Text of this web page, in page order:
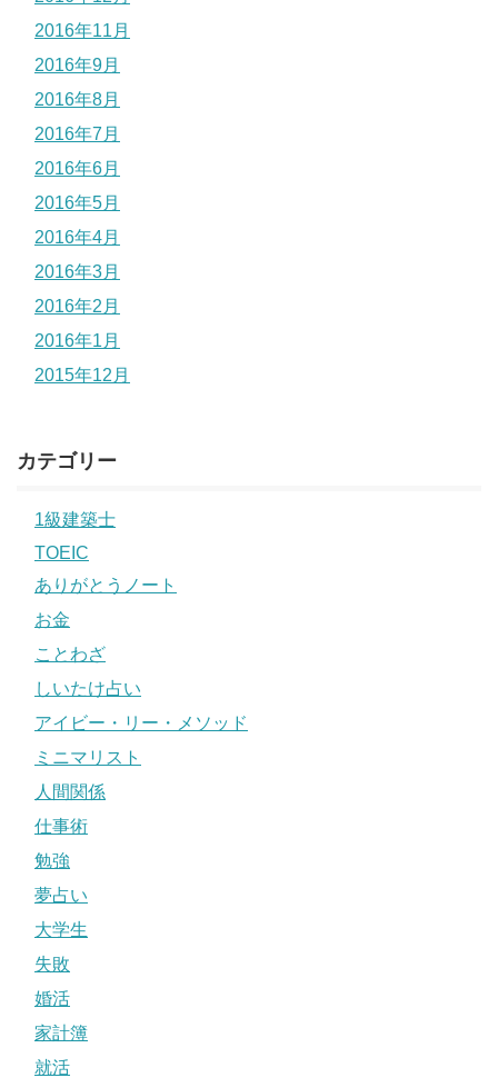
2016年11月
2016年9月
2016年8月
2016年7月
2016年6月
2016年5月
2016年4月
2016年3月
2016年2月
2016年1月
2015年12月
カテゴリー
1級建築士
TOEIC
ありがとうノート
お金
ことわざ
しいたけ占い
アイビー・リー・メソッド
ミニマリスト
人間関係
仕事術
勉強
夢占い
大学生
失敗
婚活
家計簿
就活